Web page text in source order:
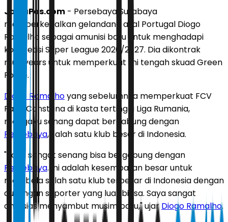
JawaPos.com - Persebaya Surabaya
memperkenalkan gelandang asal Portugal Diogo
Ramalho sebagai amunisi baru untuk menghadapi
kompetisi Super League 2026/2027. Dia dikontrak
multiyears untuk memperkuat lini tengah skuad Green
Force.
Diogo Ramalhoyang sebelumnya memperkuat FCV
Farul Constana di kasta tertinggi Liga Rumania,
mengaku senang dapat bergabung dengan
Persebaya, salah satu klub besar di Indonesia.
"Saya sangat senang bisa bergabung dengan
Persebaya. Ini adalah kesempatan besar untuk
membela salah satu klub terbesar di Indonesia dengan
dukungan suporter yang luar biasa. Saya sangat
antusias menyambut musim baru," ujarDiogo Ramalho.